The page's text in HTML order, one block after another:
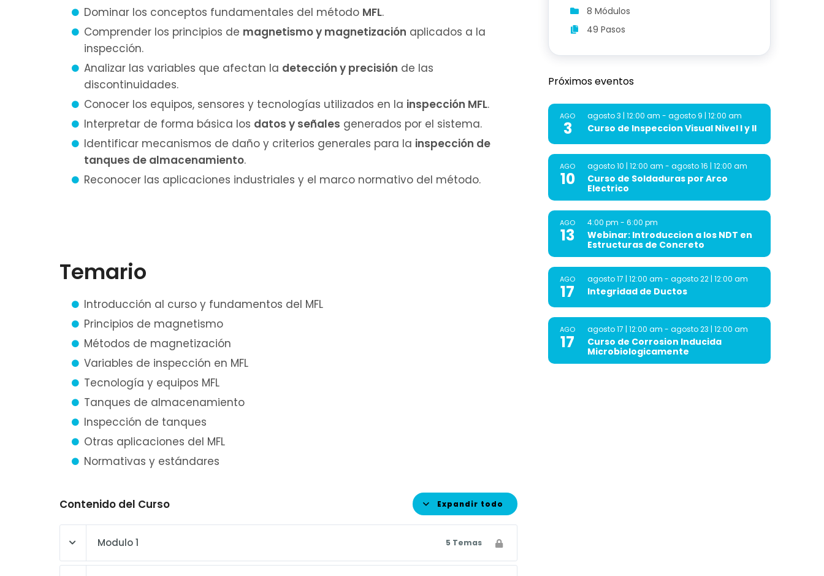
Dominar los conceptos fundamentales del método MFL.
Comprender los principios de magnetismo y magnetización aplicados a la
inspección.
Analizar las variables que afectan la detección y precisión de las
discontinuidades.
Conocer los equipos, sensores y tecnologías utilizados en la inspección MFL.
Interpretar de forma básica los datos y señales generados por el sistema.
Identificar mecanismos de daño y criterios generales para la inspección de
tanques de almacenamiento.
Reconocer las aplicaciones industriales y el marco normativo del método.
Temario
Introducción al curso y fundamentos del MFL
Principios de magnetismo
Métodos de magnetización
Variables de inspección en MFL
Tecnología y equipos MFL
Tanques de almacenamiento
Inspección de tanques
Otras aplicaciones del MFL
Normativas y estándares
Contenido del Curso Expandir todo
Modulo 1 5 Temas
8 Módulos
49 Pasos
Próximos eventos
AGO
3
agosto 3 | 12:00 am - agosto 9 | 12:00 am
Curso de Inspeccion Visual Nivel I y II
AGO
10
agosto 10 | 12:00 am - agosto 16 | 12:00 am
Curso de Soldaduras por Arco
Electrico
AGO
13
4:00 pm - 6:00 pm
Webinar: Introduccion a los NDT en
Estructuras de Concreto
AGO
17
agosto 17 | 12:00 am - agosto 22 | 12:00 am
Integridad de Ductos
AGO
17
agosto 17 | 12:00 am - agosto 23 | 12:00 am
Curso de Corrosion Inducida
Microbiologicamente